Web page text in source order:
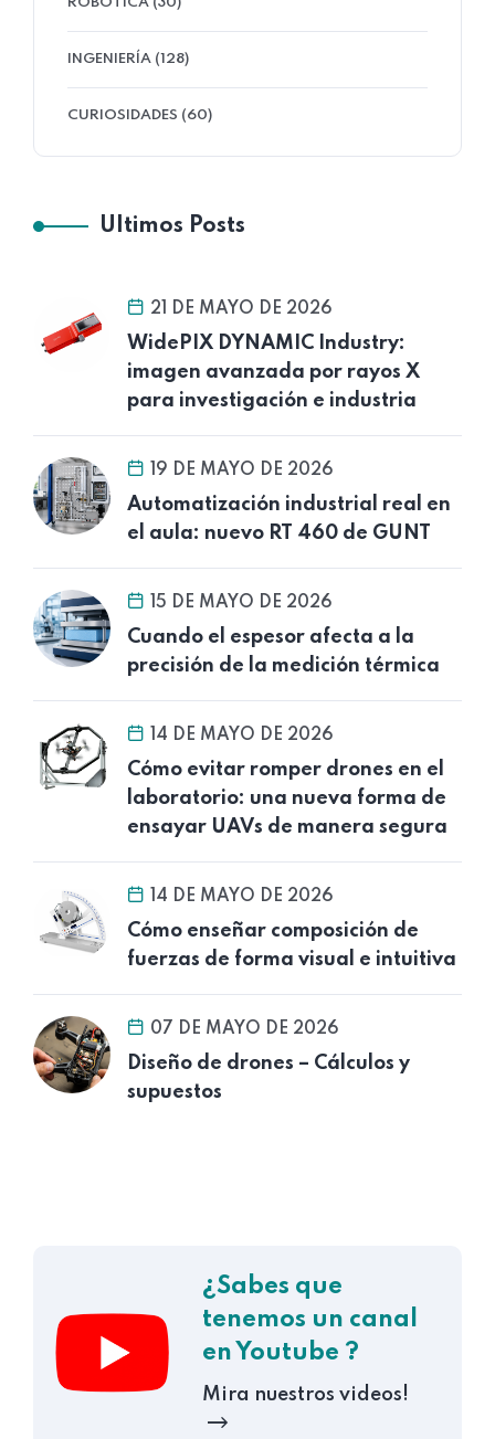
ROBÓTICA (30)
INGENIERÍA (128)
CURIOSIDADES (60)
Ultimos Posts
21 DE MAYO DE 2026
WidePIX DYNAMIC Industry:
imagen avanzada por rayos X
para investigación e industria
19 DE MAYO DE 2026
Automatización industrial real en
el aula: nuevo RT 460 de GUNT
15 DE MAYO DE 2026
Cuando el espesor afecta a la
precisión de la medición térmica
14 DE MAYO DE 2026
Cómo evitar romper drones en el
laboratorio: una nueva forma de
ensayar UAVs de manera segura
14 DE MAYO DE 2026
Cómo enseñar composición de
fuerzas de forma visual e intuitiva
07 DE MAYO DE 2026
Diseño de drones – Cálculos y
supuestos
¿Sabes que
tenemos un canal
en Youtube ?
Mira nuestros videos!